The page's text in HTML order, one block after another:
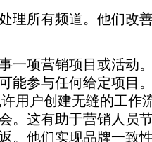
理所有频道。他们改
一项营销项目或活动
能参与任何给定项目
用户创建无缝的工作
。这有助于营销人员
。他们实现品牌一致